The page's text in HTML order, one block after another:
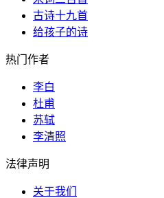
古诗十九首
给孩子的诗
热门作者
李白
杜甫
苏轼
李清照
法律声明
关于我们